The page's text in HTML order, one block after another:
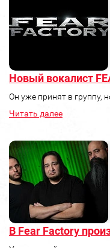
Новый вокалист
Он уже принят в группу,
Читать далее
В Fear Factory